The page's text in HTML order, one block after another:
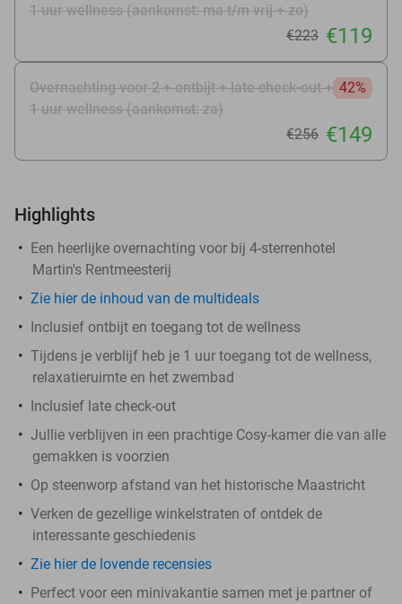
1 uur wellness (aankomst: ma t/m vrij + zo)
€223 €119
Overnachting voor 2 + ontbijt + late check-out +
1 uur wellness (aankomst: za)
42%
€256 €149
Highlights
Een heerlijke overnachting voor bij 4-sterrenhotel
Martin's Rentmeesterij
Zie hier de inhoud van de multideals
Inclusief ontbijt en toegang tot de wellness
Tijdens je verblijf heb je 1 uur toegang tot de wellness,
relaxatieruimte en het zwembad
Inclusief late check-out
Jullie verblijven in een prachtige Cosy-kamer die van alle
gemakken is voorzien
Op steenworp afstand van het historische Maastricht
Verken de gezellige winkelstraten of ontdek de
interessante geschiedenis
Zie hier de lovende recensies
Perfect voor een minivakantie samen met je partner of